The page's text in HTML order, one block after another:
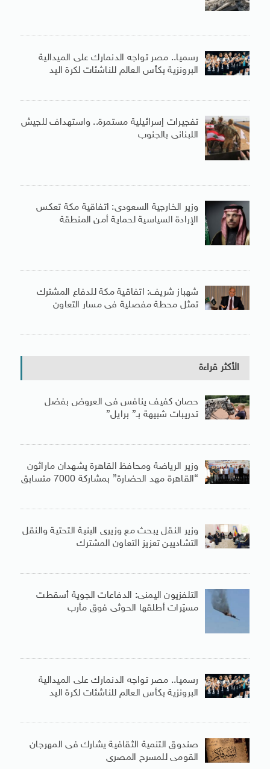
رسميا.. مصر تواجه الدنمارك على الميدالية
البرونزية بكأس العالم للناشئات لكرة اليد
تفجيرات إسرائيلية مستمرة.. واستهداف للجيش
اللبنانى بالجنوب
وزير الخارجية السعودى: اتفاقية مكة تعكس
الإرادة السياسية لحماية أمن المنطقة
شهباز شريف: اتفاقية مكة للدفاع المشترك
تمثل محطة مفصلية فى مسار التعاون
الأكثر قراءة
حصان كفيف ينافس فى العروض بفضل
تدريبات شبيهة بـ” برايل”
وزير الرياضة ومحافظ القاهرة يشهدان ماراثون
“القاهرة مهد الحضارة” بمشاركة 7000 متسابق
وزير النقل يبحث مع وزيرى البنية التحتية والنقل
التشاديين تعزيز التعاون المشترك
التلفزيون اليمنى: الدفاعات الجوية أسقطت
مسيّرات أطلقها الحوثى فوق مأرب
رسميا.. مصر تواجه الدنمارك على الميدالية
البرونزية بكأس العالم للناشئات لكرة اليد
صندوق التنمية الثقافية يشارك فى المهرجان
القومى للمسرح المصرى